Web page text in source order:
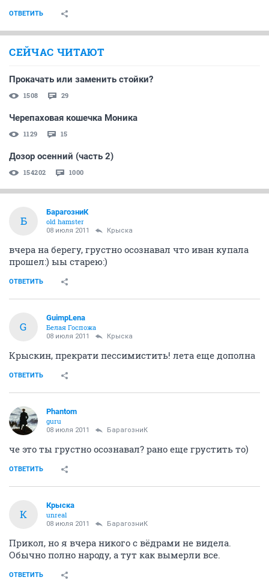
ОТВЕТИТЬ
СЕЙЧАС ЧИТАЮТ
Прокачать или заменить стойки?
1508 29
Черепаховая кошечка Моника
1129 15
Дозор осенний (часть 2)
154202 1000
Б
БарагозниК
old hamster
08 июля 2011 Крыска
вчера на берегу, грустно осознавал что иван купала
прошел:) ыы старею:)
ОТВЕТИТЬ
G
GuimpLena
Белая Госпожа
08 июля 2011 Крыска
Крыскин, прекрати пессимистить! лета еще дополна
ОТВЕТИТЬ
Phantom
guru
08 июля 2011 БарагозниК
че это ты грустно осознавал? рано еще грустить то)
ОТВЕТИТЬ
К
Крыска
unreal
08 июля 2011 БарагозниК
Прикол, но я вчера никого с вёдрами не видела.
Обычно полно народу, а тут как вымерли все.
ОТВЕТИТЬ